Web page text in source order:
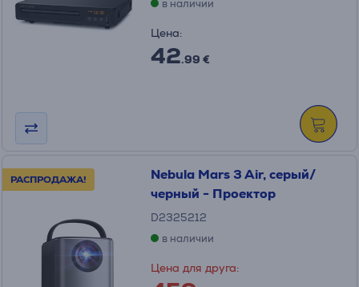
в наличии
Цена:
42.99 €
РАСПРОДАЖА!
Nebula Mars 3 Air, серый/
черный - Проектор
D2325212
в наличии
Цена для друга: